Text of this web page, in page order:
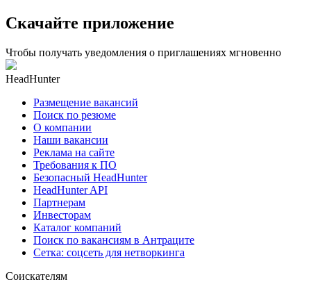
Скачайте приложение
Чтобы получать уведомления о приглашениях мгновенно
HeadHunter
Размещение вакансий
Поиск по резюме
О компании
Наши вакансии
Реклама на сайте
Требования к ПО
Безопасный HeadHunter
HeadHunter API
Партнерам
Инвесторам
Каталог компаний
Поиск по вакансиям в Антраците
Сетка: соцсеть для нетворкинга
Соискателям